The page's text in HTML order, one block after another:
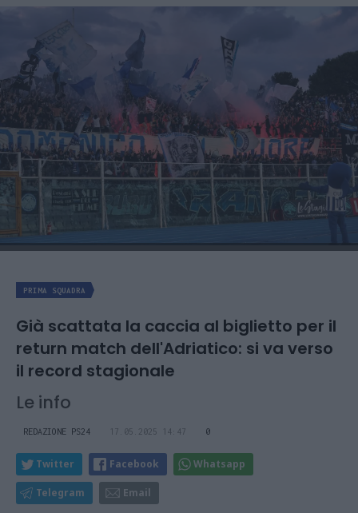
PRIMA SQUADRA
Già scattata la caccia al biglietto per il
return match dell'Adriatico: si va verso
il record stagionale
Le info
REDAZIONE PS24 17.05.2025 14:47 0
Twitter Facebook Whatsapp
Telegram Email